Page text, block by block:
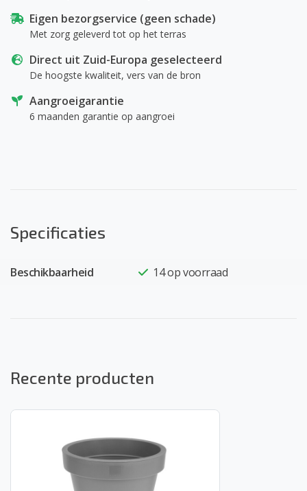
Eigen bezorgservice (geen schade)
Met zorg geleverd tot op het terras
Direct uit Zuid-Europa geselecteerd
De hoogste kwaliteit, vers van de bron
Aangroeigarantie
6 maanden garantie op aangroei
Specificaties
Beschikbaarheid 14op voorraad
Recente producten